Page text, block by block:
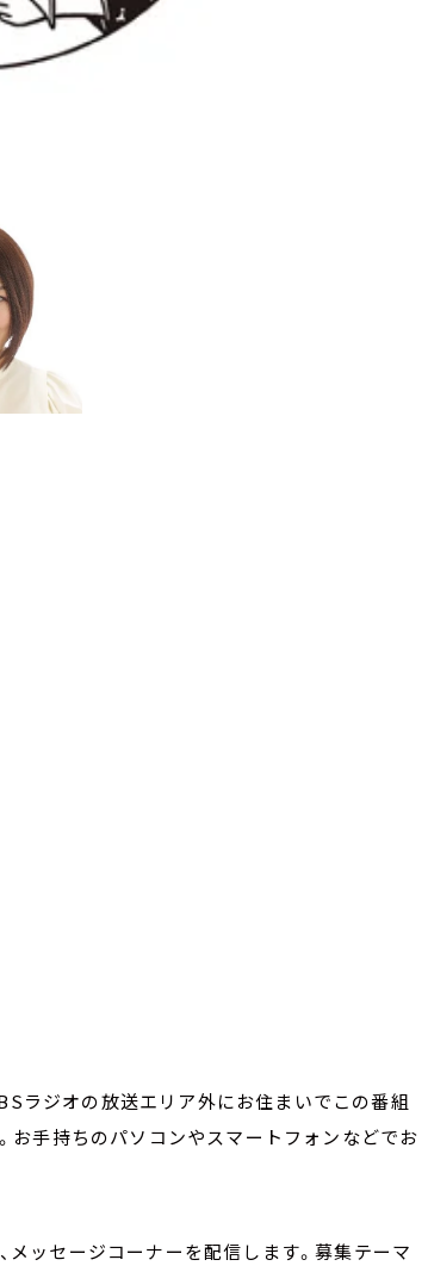
ラジオの放送エリア外にお住まいでこの番組
お手持ちのパソコンやスマートフォンなどでお
メッセージコーナーを配信します。募集テーマ